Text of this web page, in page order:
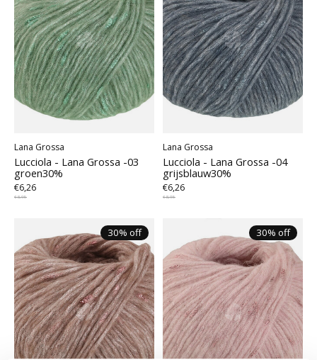
Lana Grossa
Lucciola - Lana Grossa -03
groen30%
€6,26
€8,95
Lana Grossa
Lucciola - Lana Grossa -04
grijsblauw30%
€6,26
€8,95
30% off 30% off